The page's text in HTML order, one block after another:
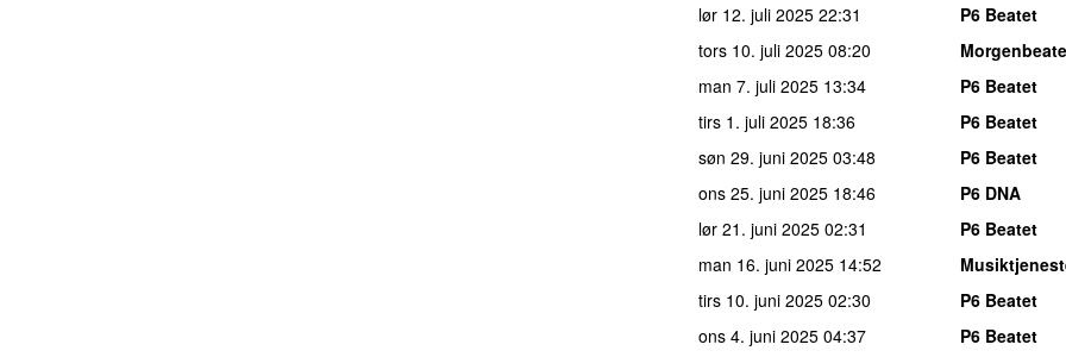
lør 12. juli 2025 22:31
P6 Beatet
tors 10. juli 2025 08:20
man 7. juli 2025 13:34
P6 Beatet
tirs 1. juli 2025 18:36
P6 Beatet
søn 29. juni 2025 03:48
P6 Beatet
ons 25. juni 2025 18:46
P6 DNA
lør 21. juni 2025 02:31
P6 Beatet
man 16. juni 2025 14:52
tirs 10. juni 2025 02:30
P6 Beatet
ons 4. juni 2025 04:37
P6 Beatet